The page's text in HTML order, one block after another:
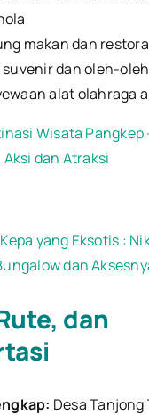
makan dan
suvenir dan oleh-oleh
alat olahraga
Wisata Pangkep
dan Atraksi
yang Eksotis :
dan
dan
Desa Tanjong